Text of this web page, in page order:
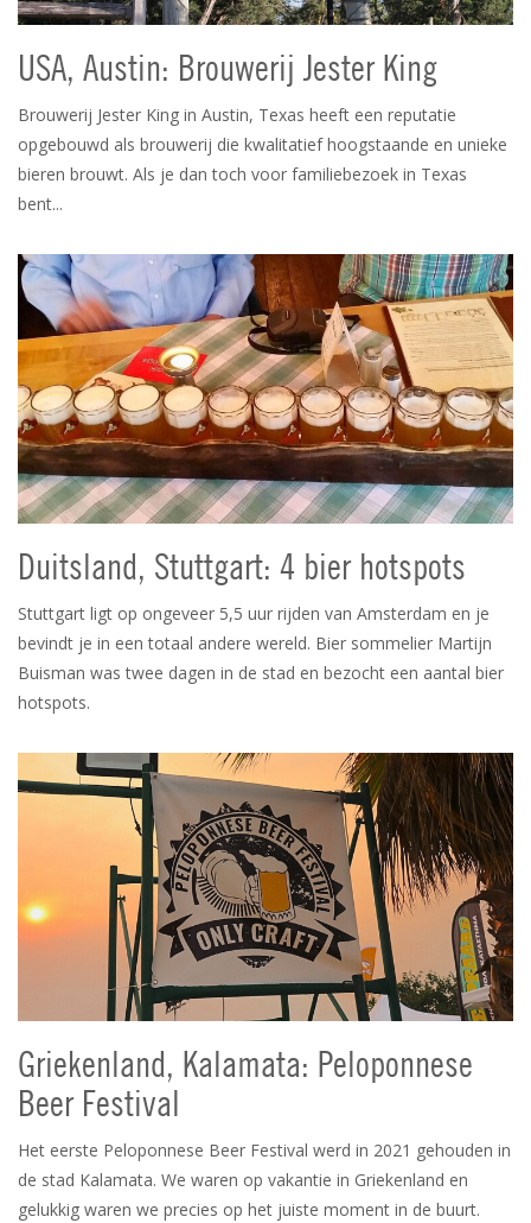
USA, Austin: Brouwerij Jester King
Brouwerij Jester King in Austin, Texas heeft een reputatie
opgebouwd als brouwerij die kwalitatief hoogstaande en unieke
bieren brouwt. Als je dan toch voor familiebezoek in Texas
bent...
Duitsland, Stuttgart: 4 bier hotspots
Stuttgart ligt op ongeveer 5,5 uur rijden van Amsterdam en je
bevindt je in een totaal andere wereld. Bier sommelier Martijn
Buisman was twee dagen in de stad en bezocht een aantal bier
hotspots.
Griekenland, Kalamata: Peloponnese
Beer Festival
Het eerste Peloponnese Beer Festival werd in 2021 gehouden in
de stad Kalamata. We waren op vakantie in Griekenland en
gelukkig waren we precies op het juiste moment in de buurt.